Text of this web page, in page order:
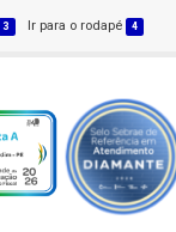
3 Ir para o rodapé 4